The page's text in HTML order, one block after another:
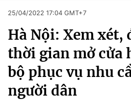
Chuyên mục
Chính trị
Xã hội
Xã hội
Pháp luật
Kinh tế
Thể thao
Truyền hình
Văn hóa - Giải trí
Y tế
25/04/2022 17:04 GMT+7
Hà Nội: Xem xét,
thời gian mở cửa
bộ phục vụ nhu
người dân